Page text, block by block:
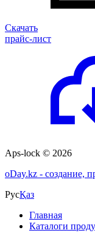
Скачать
прайс-лист
Aps-lock © 2026
oDay.kz - создание,
РусҚаз
Главная
Каталоги